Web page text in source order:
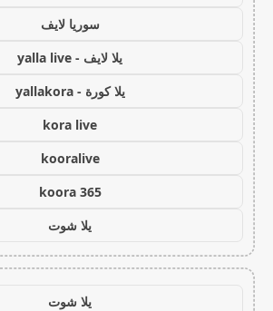
سوريا لايف
يلا لايف - yalla live
يلا كورة - yallakora
kora live
kooralive
koora 365
يلا شوت
يلا شوت